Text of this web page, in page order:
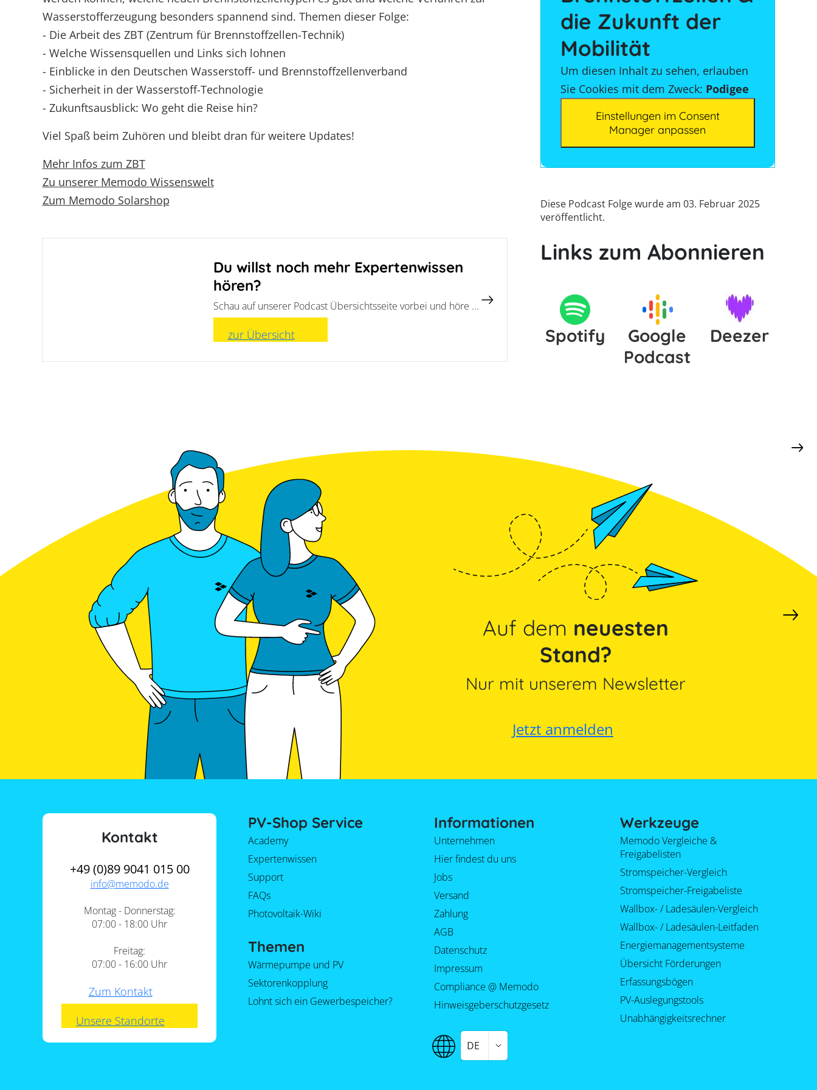
Marktstammdatenregister
Wasserstofferzeugung besonders spannend sind. Themen dieser Folge:
- Die Arbeit des ZBT (Zentrum für Brennstoffzellen-Technik)
- Welche Wissensquellen und Links sich lohnen
- Einblicke in den Deutschen Wasserstoff- und Brennstoffzellenverband
- Sicherheit in der Wasserstoff-Technologie
- Zukunftsausblick: Wo geht die Reise hin?
Viel Spaß beim Zuhören und bleibt dran für weitere Updates!
Mehr Infos zum ZBT
Zu unserer Memodo Wissenswelt
Zum Memodo Solarshop
die Zukunft der
Mobilität
Um diesen Inhalt zu sehen, erlauben
Sie Cookies mit dem Zweck: Podigee
Einstellungen im Consent
Manager anpassen
Diese Podcast Folge wurde am 03. Februar 2025
veröffentlicht.
Du willst noch mehr Expertenwissen
hören?
Schau auf unserer Podcast Übersichtsseite vorbei und höre ...
zur Übersicht
Links zum Abonnieren
Spotify
Google
Podcast
Deezer
Inhalt
Auf dem neuesten
Stand?
Nur mit unserem Newsletter
Jetzt anmelden
Kontakt
+49 (0)89 9041 015 00
info@memodo.de
Montag - Donnerstag:
07:00 - 18:00 Uhr
Freitag:
07:00 - 16:00 Uhr
Zum Kontakt
Unsere Standorte
PV-Shop Service
Academy
Expertenwissen
Support
FAQs
Photovoltaik-Wiki
Themen
Wärmepumpe und PV
Sektorenkopplung
Lohnt sich ein Gewerbespeicher?
Informationen
Unternehmen
Hier findest du uns
Jobs
Versand
Zahlung
AGB
Datenschutz
Impressum
Compliance @ Memodo
Hinweisgeberschutzgesetz
Werkzeuge
Memodo Vergleiche &
Freigabelisten
Stromspeicher-Vergleich
Stromspeicher-Freigabeliste
Wallbox- / Ladesäulen-Vergleich
Wallbox- / Ladesäulen-Leitfaden
Energiemanagementsysteme
Übersicht Förderungen
Erfassungsbögen
PV-Auslegungstools
Unabhängigkeitsrechner
DE